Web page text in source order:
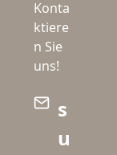
Konta
ktiere
n Sie
uns!
s
u